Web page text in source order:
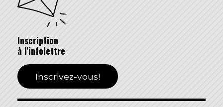
Inscription
à l'infolettre
Inscrivez-vous!